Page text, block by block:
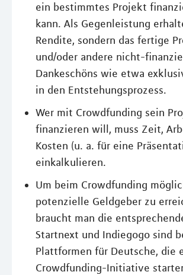
ein bestimmtes Projekt
kann. Als Gegenleistung
Rendite, sondern das fertige
und/oder andere nicht-
Dankeschöns wie etwa
in den Entstehungsprozess.
Wer mit Crowdfunding sein
finanzieren will, muss Zeit,
Kosten (u. a. für eine
einkalkulieren.
Um beim Crowdfunding
potenzielle Geldgeber zu
braucht man die
Startnext und Indiegogo sind
Plattformen für Deutsche, die
Crowdfunding-Initiative